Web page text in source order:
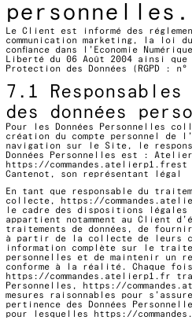
personnelles.
Le Client est informé des
communication marketing, la loi
confiance dans l’Economie
Liberté du 06 Août 2004 ainsi que
Protection des Données (RGPD : n°
7.1
des données
Pour les Données Personnelles
création du compte personnel de
navigation sur le Site, le
Données Personnelles est :
https://commandes.atelierp1.frest
Cantenot, son représentant légal
En tant que responsable du
collecte,
https://
le cadre des dispositions
appartient notamment au Client
traitements de données, de
à partir de la collecte de leurs
information complète sur le
personnelles et de maintenir un
conforme à la réalité. Chaque
https://commandes.atelierp1.fr
Personnelles,
https://
mesures raisonnables pour
pertinence des Données
pour lesquelles
https://